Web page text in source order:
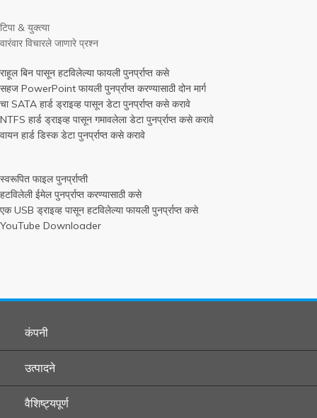
टिपा & युक्त्या
वारंवार विचारले जाणारे प्रश्न
राहूल बिन पासून हटविलेल्या फायली पुनर्प्राप्त कसे
सहज PowerPoint फायली पुनर्प्राप्त करण्यासाठी दोन मार्ग
चा SATA हार्ड ड्राइव्ह पासून डेटा पुनर्प्राप्त कसे करावे
NTFS हार्ड ड्राइव्ह पासून गमावलेला डेटा पुनर्प्राप्त कसे करावे
वायन हार्ड डिस्क डेटा पुनर्प्राप्त कसे करावे
स्वरूपित फाइल पुनर्प्राप्ती
हटविलेली ईमेल पुनर्प्राप्त करण्यासाठी कसे
एक USB ड्राइव्ह पासून हटविलेल्या फायली पुनर्प्राप्त कसे
YouTube Downloader
कंपनी
उत्पादने
वैशिष्ट्यपूर्ण